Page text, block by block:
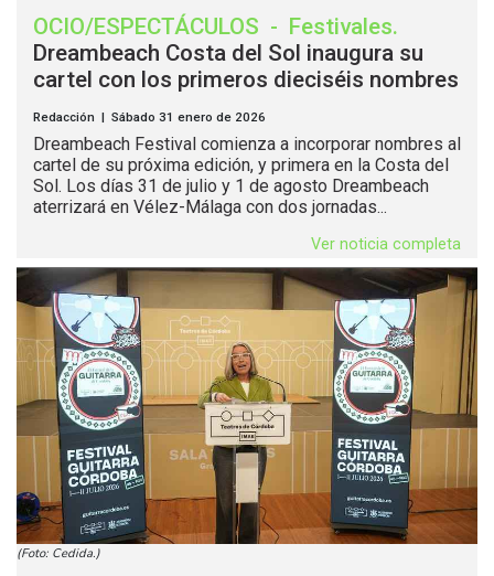
OCIO/ESPECTÁCULOS - Festivales.
Dreambeach Costa del Sol inaugura su
cartel con los primeros dieciséis nombres
Redacción | Sábado 31 enero de 2026
Dreambeach Festival comienza a incorporar nombres al
cartel de su próxima edición, y primera en la Costa del
Sol. Los días 31 de julio y 1 de agosto Dreambeach
aterrizará en Vélez-Málaga con dos jornadas...
Ver noticia completa
(Foto: Cedida.)